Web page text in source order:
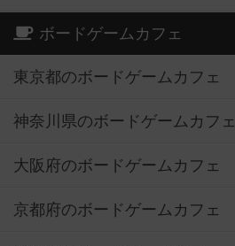
ボードゲームカフェ
東京都のボードゲームカフェ
神奈川県のボードゲームカフェ
大阪府のボードゲームカフェ
京都府のボードゲームカフェ